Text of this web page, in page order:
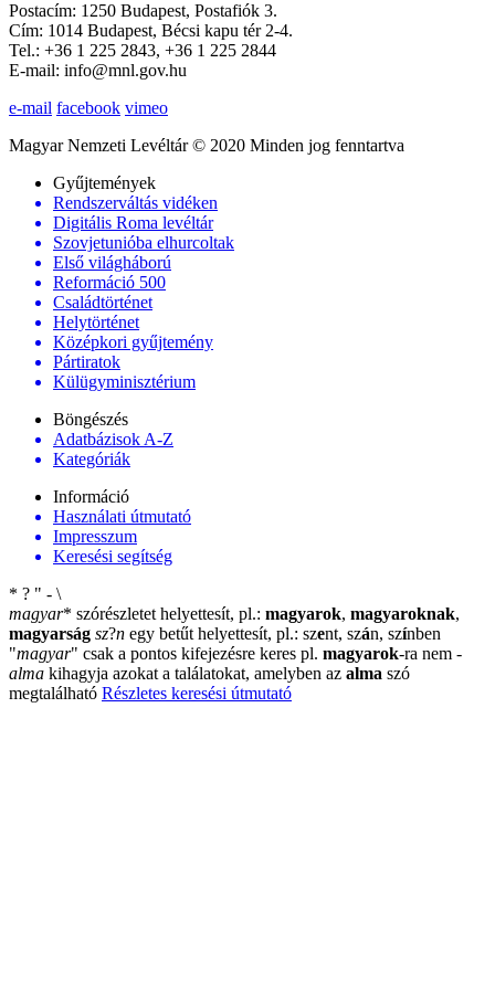
Postacím: 1250 Budapest, Postafiók 3.
Cím: 1014 Budapest, Bécsi kapu tér 2-4.
Tel.: +36 1 225 2843, +36 1 225 2844
E-mail: info@mnl.gov.hu
e-mail facebook vimeo
Magyar Nemzeti Levéltár © 2020 Minden jog fenntartva
Gyűjtemények
Rendszerváltás vidéken
Digitális Roma levéltár
Szovjetunióba elhurcoltak
Első világháború
Reformáció 500
Családtörténet
Helytörténet
Középkori gyűjtemény
Pártiratok
Külügyminisztérium
Böngészés
Adatbázisok A-Z
Kategóriák
Információ
Használati útmutató
Impresszum
Keresési segítség
* ? " - \
magyar* szórészletet helyettesít, pl.: magyarok, magyaroknak,
magyarság sz?n egy betűt helyettesít, pl.: szent, szán, színben
"magyar" csak a pontos kifejezésre keres pl. magyarok-ra nem -
alma kihagyja azokat a találatokat, amelyben az alma szó
megtalálható Részletes keresési útmutató